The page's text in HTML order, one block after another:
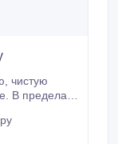
В пределах
Работающие..